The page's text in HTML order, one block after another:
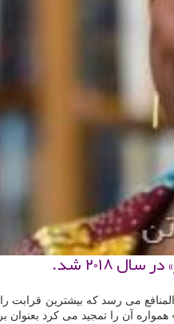
۲۰۱۸ شد.
می رسد كه بیشترین قرابت را
همواره آن را تمجید می كرد